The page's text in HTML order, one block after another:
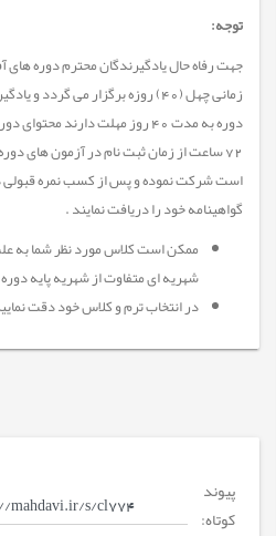
توجه:
جهت رفاه حال یادگیرندگان محترم دوره های
زمانی چهل (40) روزه برگزار می
دوره به مدت 40 روز مهلت دارند
است شرکت نموده و پس از کسب نمره قبولی
گواهینامه خود را دریافت نمایند .
ممکن است کلاس مورد نظر شما به
شهریه ای متفاوت از شهریه پایه
در انتخاب ترم و کلاس خود دقت
پیوند
کوتاه: